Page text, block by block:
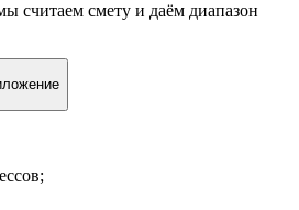
считаем смету и даём диапазон